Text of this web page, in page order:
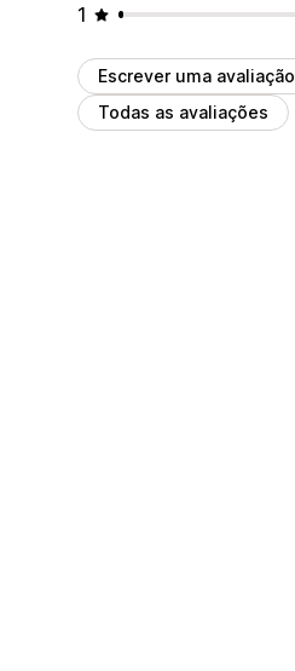
1
Escrever uma avaliação
Todas as avaliações